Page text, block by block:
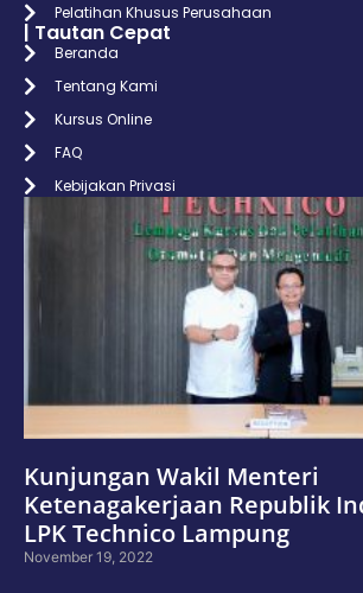
Pelatihan Khusus Perusahaan
| Tautan Cepat
Beranda
Tentang Kami
Kursus Online
FAQ
Kebijakan Privasi
Kunjungan Wakil Menteri
Ketenagakerjaan Republik
LPK Technico Lampung
November 19, 2022